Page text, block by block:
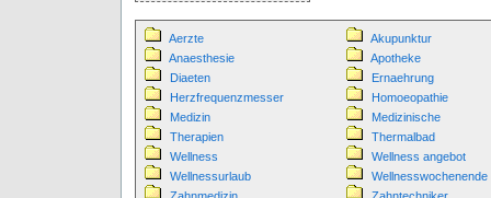
Aerzte
Akupunktur
Anaesthesie
Apotheke
Diaeten
Ernaehrung
Herzfrequenzmesser
Homoeopathie
Medizin
Medizinische
Therapien
Thermalbad
Wellness
Wellness angebot
Wellnessurlaub
Wellnesswochenende